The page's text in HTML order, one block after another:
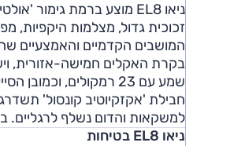
זכוכית גדול, מצלמות
המושבים הקדמיים והאמצעיים
שמע עם 23 רמקולים, וכמובן הסייעת הווירטואלית 'נומי'.
חבילת 'אקזקיוטיב קונסול'
למשקאות והדום נשלף לרגליים. בתוספת תשלום
ניאו EL8 בטיחות